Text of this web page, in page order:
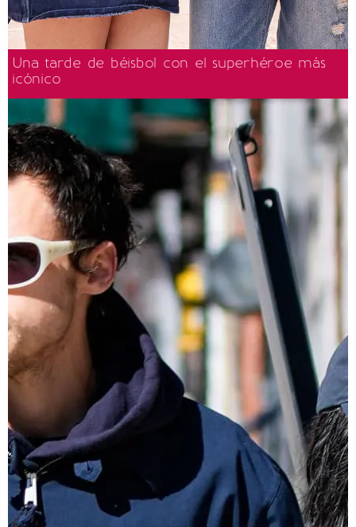
Una tarde de béisbol con el superhéroe más
icónico